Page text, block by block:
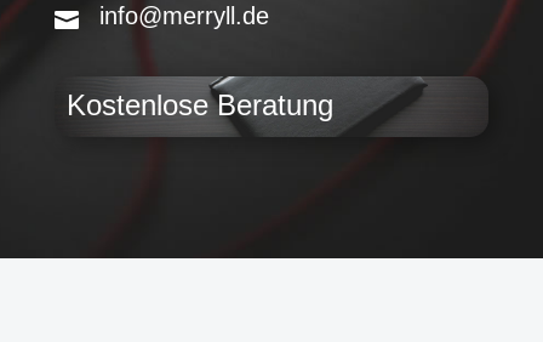
info@merryll.de
Kostenlose Beratung